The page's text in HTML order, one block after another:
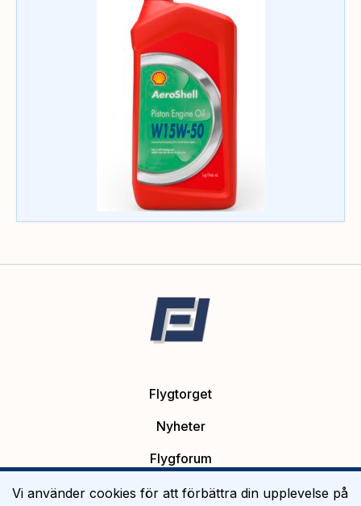
Flygtorget
Nyheter
Flygforum
Platsannonser
Vi använder cookies för att förbättra din upplevelse på